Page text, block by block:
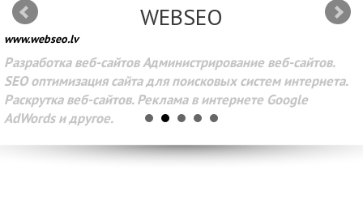
WEBSEO
www.webseo.lv
Разработка веб-сайтов Администрирование веб-сайтов.
SEO оптимизация сайта для поисковых систем интернета.
Раскрутка веб-сайтов. Реклама в интернете Google
AdWords и другое.